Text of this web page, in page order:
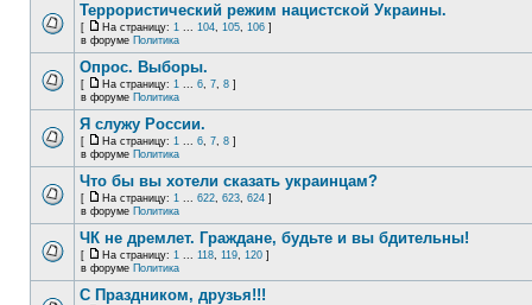
Террористический режим нацистской Украины.
[ На страницу: 1 ... 104, 105, 106 ]
в форуме Политика
Опрос. Выборы.
[ На страницу: 1 ... 6, 7, 8 ]
в форуме Политика
Я служу России.
[ На страницу: 1 ... 6, 7, 8 ]
в форуме Политика
Что бы вы хотели сказать украинцам?
[ На страницу: 1 ... 622, 623, 624 ]
в форуме Политика
ЧК не дремлет. Граждане, будьте и вы бдительны!
[ На страницу: 1 ... 118, 119, 120 ]
в форуме Политика
С Праздником, друзья!!!